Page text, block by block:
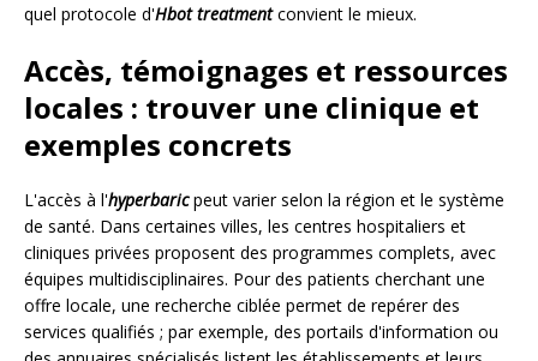
quel protocole d'Hbot treatmentconvient le mieux.
Accès, témoignages et ressources
locales : trouver une clinique et
exemples concrets
L'accès à l'hyperbaricpeut varier selon la région et le système
de santé. Dans certaines villes, les centres hospitaliers et
cliniques privées proposent des programmes complets, avec
équipes multidisciplinaires. Pour des patients cherchant une
offre locale, une recherche ciblée permet de repérer des
services qualifiés ; par exemple, des portails d'information ou